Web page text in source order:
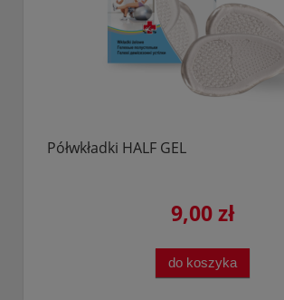
Półwkładki HALF GEL
9,00 zł
do koszyka